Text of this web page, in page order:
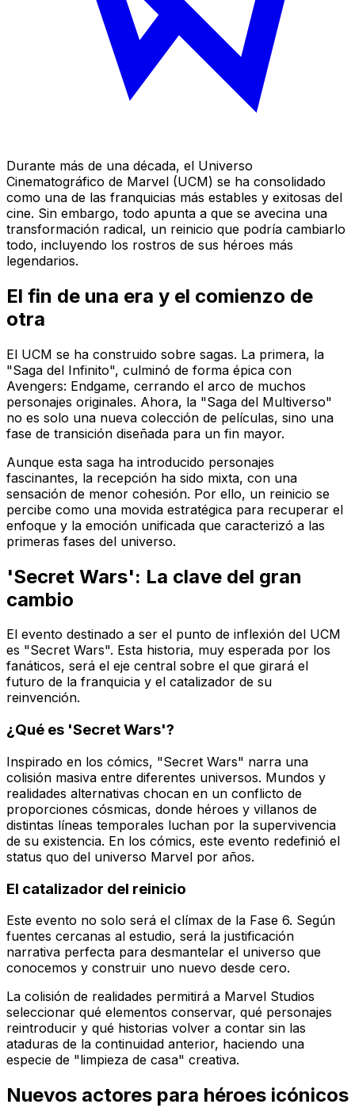
Durante más de una década, el Universo
Cinematográfico de Marvel (UCM) se ha consolidado
como una de las franquicias más estables y exitosas del
cine. Sin embargo, todo apunta a que se avecina una
transformación radical, un reinicio que podría cambiarlo
todo, incluyendo los rostros de sus héroes más
legendarios.
El fin de una era y el comienzo de
otra
El UCM se ha construido sobre sagas. La primera, la
"Saga del Infinito", culminó de forma épica con
Avengers: Endgame, cerrando el arco de muchos
personajes originales. Ahora, la "Saga del Multiverso"
no es solo una nueva colección de películas, sino una
fase de transición diseñada para un fin mayor.
Aunque esta saga ha introducido personajes
fascinantes, la recepción ha sido mixta, con una
sensación de menor cohesión. Por ello, un reinicio se
percibe como una movida estratégica para recuperar el
enfoque y la emoción unificada que caracterizó a las
primeras fases del universo.
'Secret Wars': La clave del gran
cambio
El evento destinado a ser el punto de inflexión del UCM
es "Secret Wars". Esta historia, muy esperada por los
fanáticos, será el eje central sobre el que girará el
futuro de la franquicia y el catalizador de su
reinvención.
¿Qué es 'Secret Wars'?
Inspirado en los cómics, "Secret Wars" narra una
colisión masiva entre diferentes universos. Mundos y
realidades alternativas chocan en un conflicto de
proporciones cósmicas, donde héroes y villanos de
distintas líneas temporales luchan por la supervivencia
de su existencia. En los cómics, este evento redefinió el
status quo del universo Marvel por años.
El catalizador del reinicio
Este evento no solo será el clímax de la Fase 6. Según
fuentes cercanas al estudio, será la justificación
narrativa perfecta para desmantelar el universo que
conocemos y construir uno nuevo desde cero.
La colisión de realidades permitirá a Marvel Studios
seleccionar qué elementos conservar, qué personajes
reintroducir y qué historias volver a contar sin las
ataduras de la continuidad anterior, haciendo una
especie de "limpieza de casa" creativa.
Nuevos actores para héroes icónicos